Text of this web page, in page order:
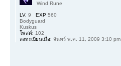
Wind Rune
LV. 9 EXP 560
Bodyguard
Kuskus
โพสต์: 102
ลงทะเบียนเมื่อ: จันทร์ พ.ค. 11, 2009 3:10 pm